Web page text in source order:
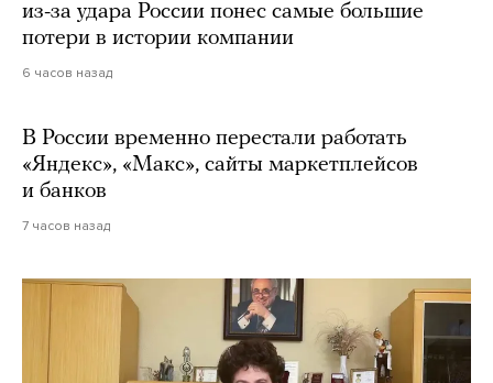
из-за удара России понес самые большие
потери в истории компании
6 часов назад
В России временно перестали работать
«Яндекс», «Макс», сайты маркетплейсов
и банков
7 часов назад